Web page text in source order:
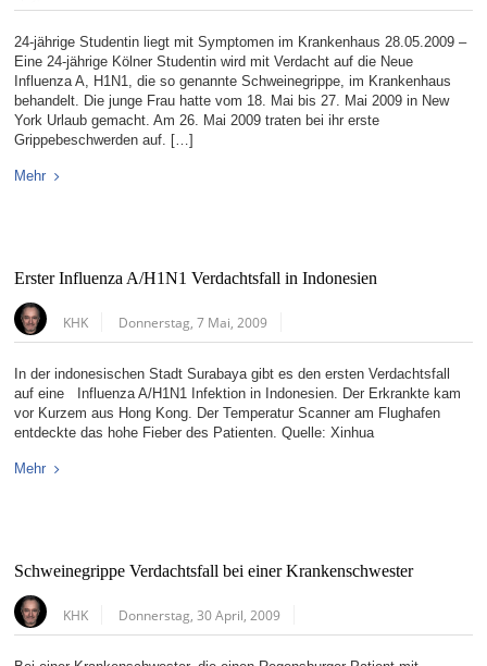
24-jährige Studentin liegt mit Symptomen im Krankenhaus 28.05.2009 –
Eine 24-jährige Kölner Studentin wird mit Verdacht auf die Neue
Influenza A, H1N1, die so genannte Schweinegrippe, im Krankenhaus
behandelt. Die junge Frau hatte vom 18. Mai bis 27. Mai 2009 in New
York Urlaub gemacht. Am 26. Mai 2009 traten bei ihr erste
Grippebeschwerden auf. […]
Mehr
Erster Influenza A/H1N1 Verdachtsfall in Indonesien
KHK Donnerstag, 7 Mai, 2009
In der indonesischen Stadt Surabaya gibt es den ersten Verdachtsfall
auf eine Influenza A/H1N1 Infektion in Indonesien. Der Erkrankte kam
vor Kurzem aus Hong Kong. Der Temperatur Scanner am Flughafen
entdeckte das hohe Fieber des Patienten. Quelle: Xinhua
Mehr
Schweinegrippe Verdachtsfall bei einer Krankenschwester
KHK Donnerstag, 30 April, 2009